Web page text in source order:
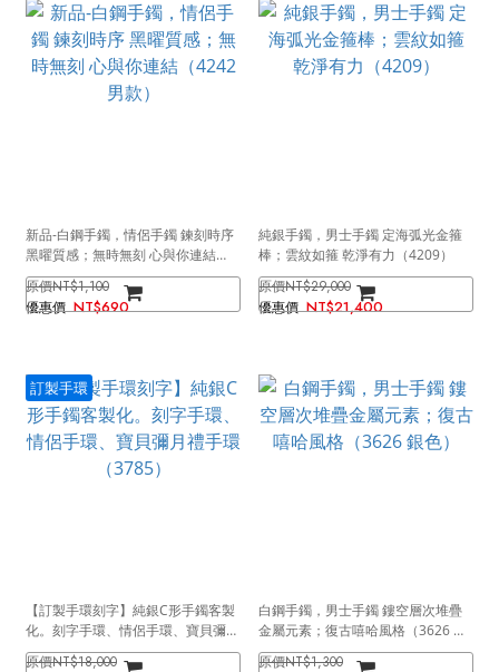
新品-白鋼手鐲，情侶手鐲 鍊刻時序
黑曜質感；無時無刻 心與你連結
（4242男款）
NT$1,100
NT$690
純銀手鐲，男士手鐲 定海弧光金箍
棒；雲紋如箍 乾淨有力（4209）
NT$29,000
NT$21,400
訂製手環
【訂製手環刻字】純銀C形手鐲客製
化。刻字手環、情侶手環、寶貝彌月
禮手環（3785）
NT$18,000
白鋼手鐲，男士手鐲 鏤空層次堆疊
金屬元素；復古嘻哈風格（3626 銀
色）
NT$1,300